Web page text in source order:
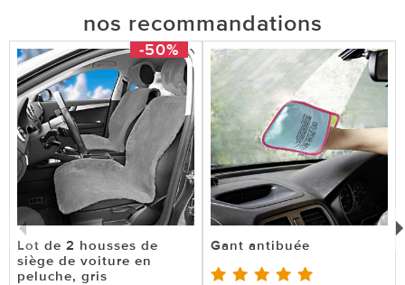
nos recommandations
-50%
Lot de 2 housses de
siège de voiture en
peluche, gris
Gant antibuée